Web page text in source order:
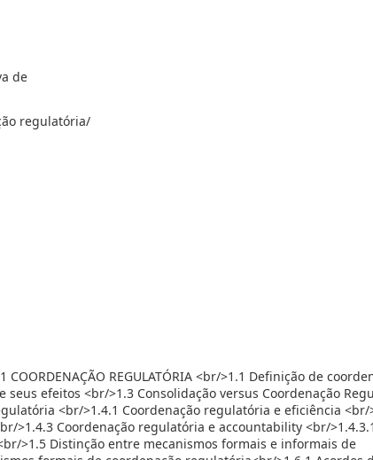
de
regulatória/
REGULATÓRIA <br/>1.1 Definição de
efeitos <br/>1.3 Consolidação versus Coordenação
<br/>1.4.1 Coordenação regulatória e eficiência <br/
>1.4.3 Coordenação regulatória e accountability <br/>1.4.3.1
>1.5 Distinção entre mecanismos formais e informais de